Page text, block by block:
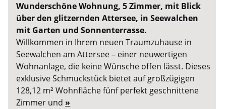
Wunderschöne Wohnung, 5 Zimmer, mit Blick
über den glitzernden Attersee, in Seewalchen
mit Garten und Sonnenterrasse.
Willkommen in Ihrem neuen Traumzuhause in
Seewalchen am Attersee – einer neuwertigen
Wohnanlage, die keine Wünsche offen lässt. Dieses
exklusive Schmuckstück bietet auf großzügigen
128,12 m² Wohnfläche fünf perfekt geschnittene
Zimmer und »